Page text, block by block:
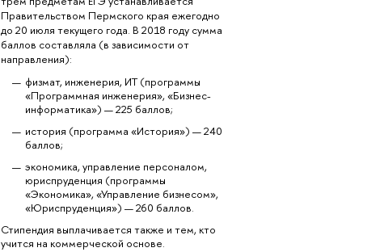
Правительством Пермского края ежегодно
до 20 июля текущего года. В 2018 году сумма
баллов составляла (в зависимости от
направления):
физмат, инженерия, ИТ (программы
«Программная инженерия», «Бизнес-
информатика») — 225 баллов;
история (программа «История») — 240
баллов;
экономика, управление персоналом,
юриспруденция (программы
«Экономика», «Управление бизнесом»,
«Юриспруденция») — 260 баллов.
Стипендия выплачивается также и тем, кто
учится на коммерческой основе.